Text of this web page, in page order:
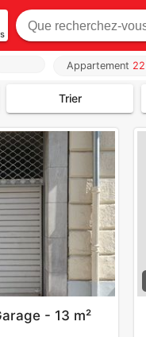
Appartement 22
Trier
- 13 m²